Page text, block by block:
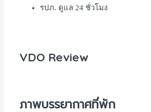
รปภ. ดูแล 24 ชั่วโมง
VDO Review
ภาพบรรยากาศที่พัก